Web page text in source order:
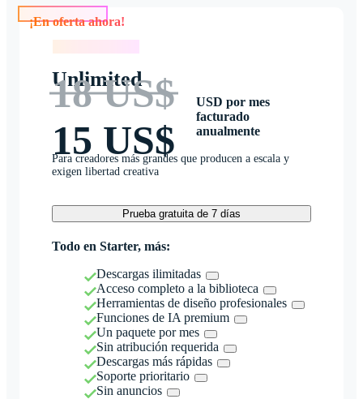
Unlimited
18 US$
15 US$
USD por mes
facturado
anualmente
Para creadores más grandes que producen a escala y
exigen libertad creativa
Prueba gratuita de 7 días
Todo en Starter, más:
Descargas ilimitadas
Acceso completo a la biblioteca
Herramientas de diseño profesionales
Funciones de IA premium
Un paquete por mes
Sin atribución requerida
Descargas más rápidas
Soporte prioritario
Sin anuncios